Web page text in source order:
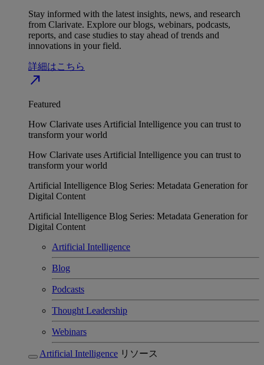
Stay informed with the latest insights, news, and research
from Clarivate. Explore our blogs, webinars, podcasts,
reports, and case studies to stay ahead of trends and
innovations in your field.
詳細はこちら
north_east
Featured
How Clarivate uses Artificial Intelligence you can trust to
transform your world
How Clarivate uses Artificial Intelligence you can trust to
transform your world
Artificial Intelligence Blog Series: Metadata Generation for
Digital Content
Artificial Intelligence Blog Series: Metadata Generation for
Digital Content
Artificial Intelligence
Blog
Podcasts
Thought Leadership
Webinars
Artificial Intelligence リソース